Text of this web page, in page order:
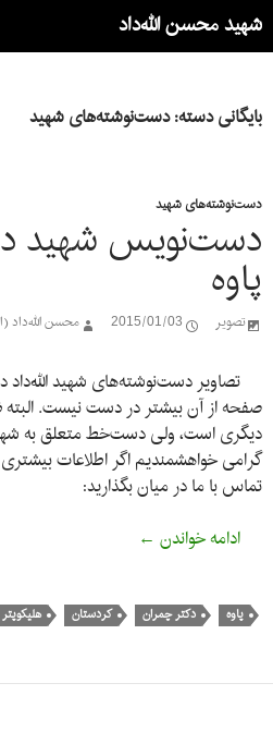
شهید محسن الله‌داد
جست‌وجو
رفتن
بایگانی دسته: دست‌نوشته‌های شهید
دست‌نوشته‌های شهید
دست‌نویس شهید
پاوه
تصویر 2015/01/03 محسن الله‌داد
تصاویر دست‌نوشته‌های شهید الله‌داد
صفحه از آن بیشتر در دست نیست.
دیگری است، ولی دست‌خط متعلق به
گرامی خواهشمندیم اگر اطلاعات
تماس با ما در میان بگذارید:
ادامه خواندن ←
پاوه دکتر چمران کردستان هلیکوپتر